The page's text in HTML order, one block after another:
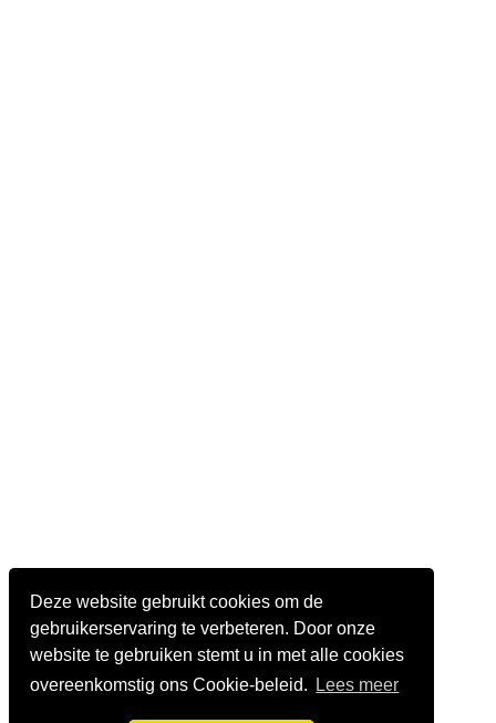
Deze website gebruikt cookies om de
gebruikerservaring te verbeteren. Door onze
website te gebruiken stemt u in met alle cookies
overeenkomstig ons Cookie-beleid.
Lees meer